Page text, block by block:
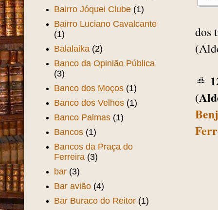
dos
(
Bairro Jóquei Clube (1)
Bairro Luciano Cavalcante
(1)
Balalaika (2)
Banco da Opinião Pública
(3)
Banco dos Moços (1)
Banco dos Velhos (1)
Banco Palmas (1)
Bancos (1)
Bancos da Praça do
Ferreira (3)
bar (3)
Bar avião (4)
Bar Buraco do Reitor (1)